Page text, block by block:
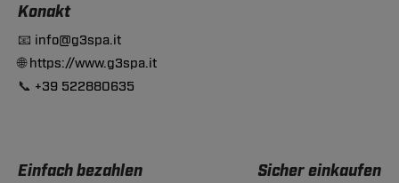
Konakt
📧 info@g3spa.it
🌐https://www.g3spa.it
📞 +39 522880635
Einfach bezahlen Sicher einkaufen